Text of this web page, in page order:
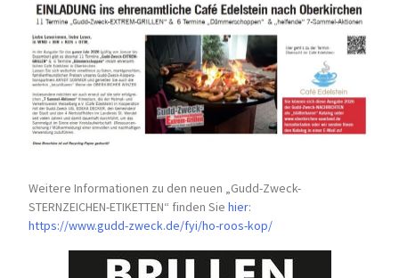
Weitere Informationen zu den neuen „Gudd-Zweck-
STERNZEICHEN-ETIKETTEN“ finden Siehier:
https://www.gudd-zweck.de/fyi/ho-roos-kop/